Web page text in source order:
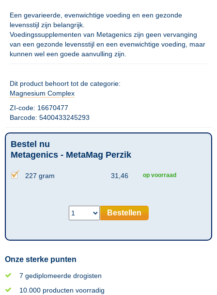
Een gevarieerde, evenwichtige voeding en een gezonde
levensstijl zijn belangrijk.
Voedingssupplementen van Metagenics zijn geen vervanging
van een gezonde levensstijl en een evenwichtige voeding, maar
kunnen wel een goede aanvulling zijn.
Dit product behoort tot de categorie:
Magnesium Complex
ZI-code: 16670477
Barcode: 5400433245293
Bestel nu
Metagenics - MetaMag Perzik
227 gram 31,46 op voorraad
Bestellen
Onze sterke punten
7 gediplomeerde drogisten
10.000 producten voorradig